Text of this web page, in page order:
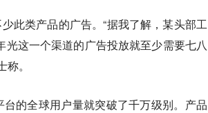
此类产品的广告。“据我了解，某头部工
这一个渠道的广告投放就至少需要七八
。
的全球用户量就突破了千万级别。产品